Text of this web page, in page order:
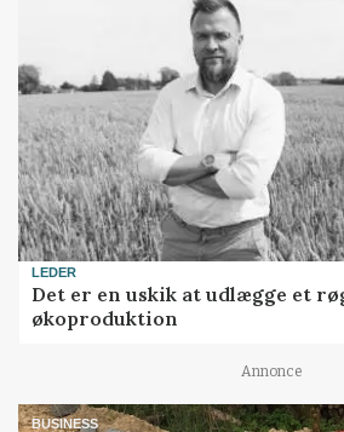
LEDER
Det er en uskik at udlægge et
økoproduktion
Annonce
BUSINESS